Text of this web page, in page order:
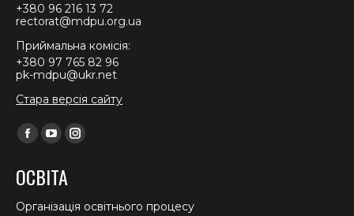
+380 96 216 13 72
rectorat@mdpu.org.ua
Приймальна комісія:
+380 97 765 82 96
pk-mdpu@ukr.net
Стара версія сайту
Find us on:
Facebook
opens
in
YouTube
opens
in
Instagram
in
ОСВІТА
Організація освітнього процесу